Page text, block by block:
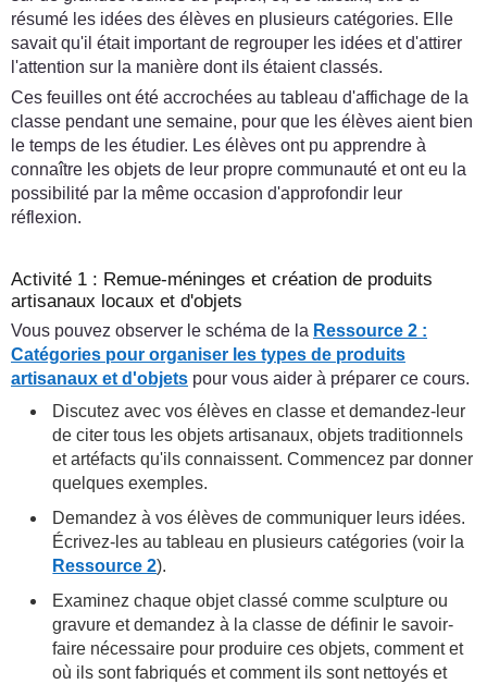
résumé les idées des élèves en plusieurs catégories. Elle
savait qu'il était important de regrouper les idées et d'attirer
l'attention sur la manière dont ils étaient classés.
Ces feuilles ont été accrochées au tableau d'affichage de la
classe pendant une semaine, pour que les élèves aient bien
le temps de les étudier. Les élèves ont pu apprendre à
connaître les objets de leur propre communauté et ont eu la
possibilité par la même occasion d'approfondir leur
réflexion.
Activité 1 : Remue-méninges et création de produits
artisanaux locaux et d'objets
Vous pouvez observer le schéma de la Ressource 2 :
Catégories pour organiser les types de produits
artisanaux et d'objets pour vous aider à préparer ce cours.
Discutez avec vos élèves en classe et demandez-leur
de citer tous les objets artisanaux, objets traditionnels
et artéfacts qu'ils connaissent. Commencez par donner
quelques exemples.
Demandez à vos élèves de communiquer leurs idées.
Écrivez-les au tableau en plusieurs catégories (voir la
Ressource 2).
Examinez chaque objet classé comme sculpture ou
gravure et demandez à la classe de définir le savoir-
faire nécessaire pour produire ces objets, comment et
où ils sont fabriqués et comment ils sont nettoyés et